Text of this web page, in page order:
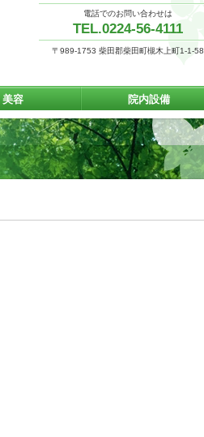
電話でのお問い合わせは
TEL.0224-56-4111
〒989-1753 柴田郡柴田町槻木上町1-1-58
美容 院内設備